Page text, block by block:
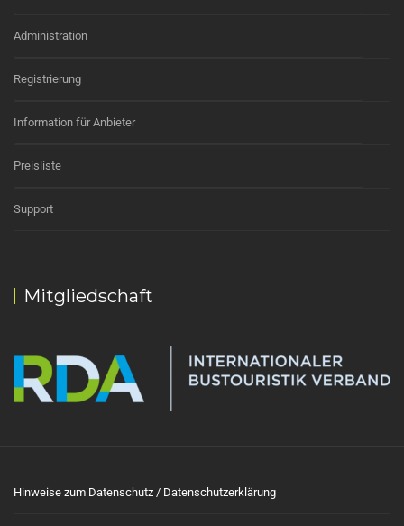
Administration
Registrierung
Information für Anbieter
Preisliste
Support
Mitgliedschaft
Hinweise zum Datenschutz / Datenschutzerklärung